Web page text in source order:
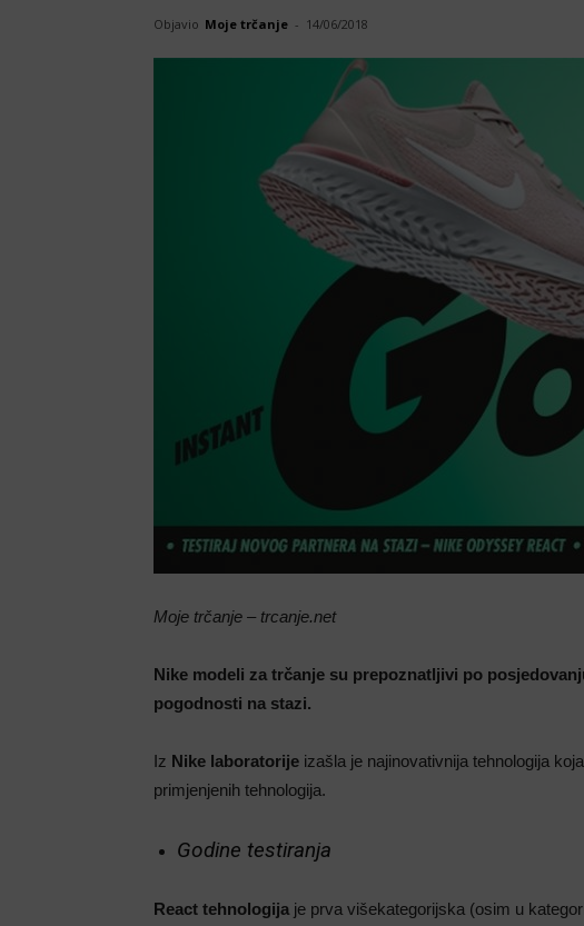
Objavio Moje trčanje - 14/06/2018
Moje trčanje – trcanje.net
Nike modeli za trčanje su prepoznatljivi po
pogodnosti na stazi.
Iz Nike laboratorije izašla je najinovativnija tehnologija
primjenjenih tehnologija.
Godine testiranja
React tehnologija je prva višekategorijska (osim u